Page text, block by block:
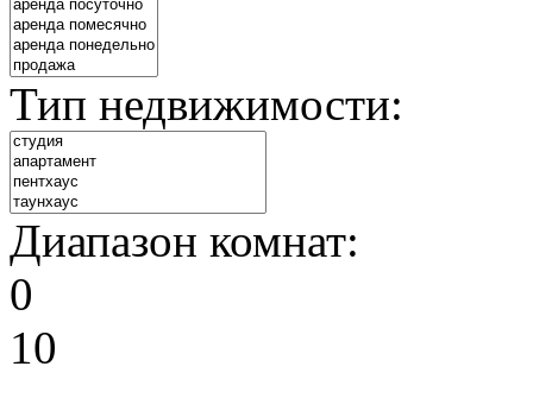
Тип недвижимости:
Диапазон комнат:
0
10